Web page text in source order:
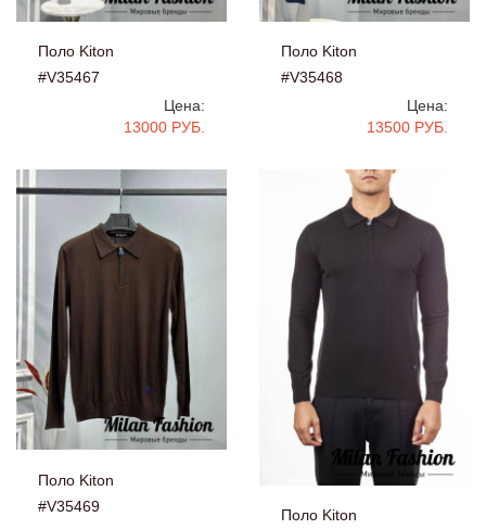
Поло Kiton
#V35467
Цена:
13000 РУБ.
Поло Kiton
#V35468
Цена:
13500 РУБ.
Поло Kiton
#V35469
Поло Kiton